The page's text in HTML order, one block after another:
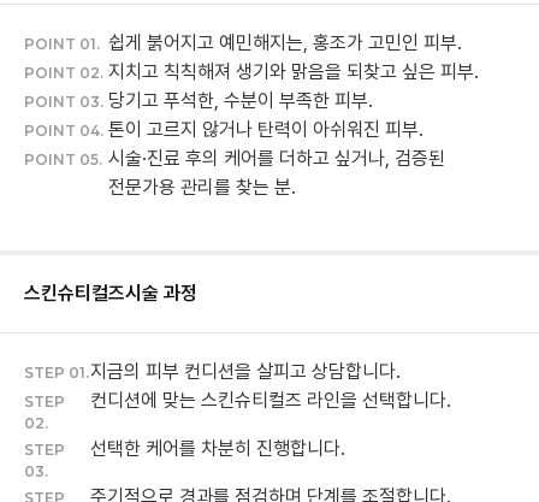
POINT 01. 쉽게 붉어지고 예민해지는, 홍조가 고민인 피부.
POINT 02. 지치고 칙칙해져 생기와 맑음을 되찾고 싶은 피부.
POINT 03. 당기고 푸석한, 수분이 부족한 피부.
POINT 04. 톤이 고르지 않거나 탄력이 아쉬워진 피부.
POINT 05. 시술·진료 후의 케어를 더하고 싶거나, 검증된
전문가용 관리를 찾는 분.
스킨슈티컬즈시술 과정
STEP 01.지금의 피부 컨디션을 살피고 상담합니다.
STEP
02.
컨디션에 맞는 스킨슈티컬즈 라인을 선택합니다.
STEP
03.
선택한 케어를 차분히 진행합니다.
STEP 주기적으로 경과를 점검하며 단계를 조절합니다.